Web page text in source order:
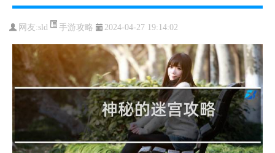
网友:sld 手游攻略 2024-04-27 19:14:02